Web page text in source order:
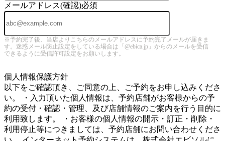
メールアドレス(確認)必須
※予約完了後、当店よりこちらのメールアドレスに予約完了メールが届きま
す。迷惑メール防止設定をしている場合は「@ebica.jp」からのメールを受信
できるように受信許可設定をお願いします。
個人情報保護方針
以下をご確認頂き、ご同意の上、ご予約をお申し込みくださ
い。 ・入力頂いた個人情報は、予約店舗がお客様からの予
約の受付・確認・管理、及び店舗情報のご案内を行う目的に
利用致します。 ・お客様の個人情報の開示・訂正・削除・
利用停止等につきましては、予約店舗にお問い合わせくださ